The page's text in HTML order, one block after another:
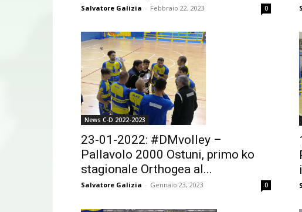
Salvatore Galizia - Febbraio 22, 2023 0
News C-D 2022-2023
23-01-2022: #DMvolley –
Pallavolo 2000 Ostuni, primo ko
stagionale Orthogea al...
Salvatore Galizia - Gennaio 23, 2023 0